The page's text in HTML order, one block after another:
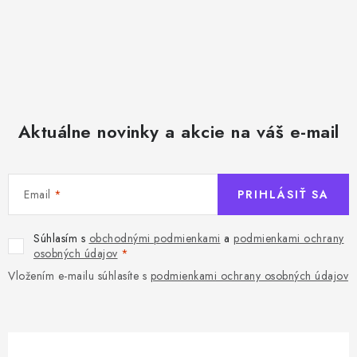
Aktuálne novinky a akcie na váš e-mail
Email
Súhlasím s obchodnými podmienkami a podmienkami ochrany
osobných údajov
Vložením e-mailu súhlasíte s podmienkami ochrany osobných údajov
PRIHLÁSIŤ SA